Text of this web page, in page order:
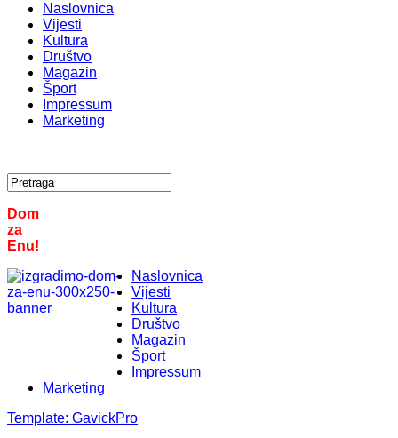
Naslovnica
Vijesti
Kultura
Društvo
Magazin
Šport
Impressum
Marketing
Dom
za
Enu!
Naslovnica
Vijesti
Kultura
Društvo
Magazin
Šport
Impressum
Marketing
Template: GavickPro